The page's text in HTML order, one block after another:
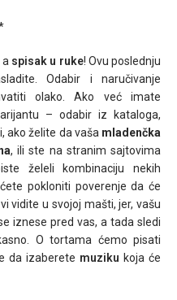
spisak u ruke! Ovu poslednju
Odabir i naručivanje
olako. Ako već imate
– odabir iz kataloga,
ako želite da vaša mladenčka
, ili ste na stranim sajtovima
želeli kombinaciju nekih
pokloniti poverenje da će
vidite u svojoj mašti, jer, vašu
iznese pred vas, a tada sledi
O tortama ćemo pisati
da izaberete muziku koja će